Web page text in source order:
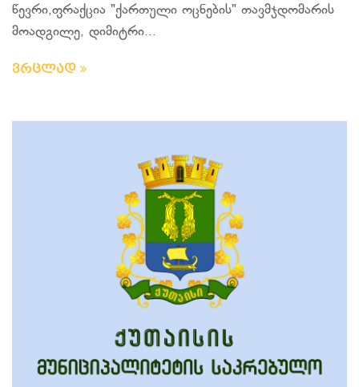
წევრი,ფრაქცია "ქართული ოცნების" თავმჯდომარის
მოადგილე, დიმიტრი...
ვრცლად